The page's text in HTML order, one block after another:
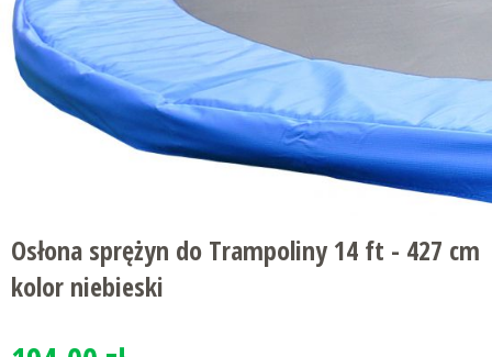
Osłona sprężyn do Trampoliny 14 ft - 427 cm
kolor niebieski